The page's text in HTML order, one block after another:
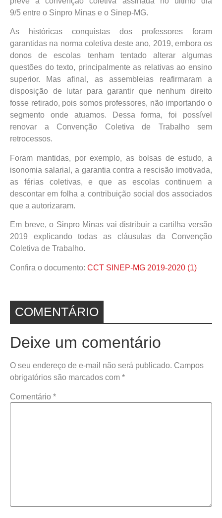
9/5 entre o Sinpro Minas e o Sinep-MG.
As históricas conquistas dos professores foram
garantidas na norma coletiva deste ano, 2019, embora os
donos de escolas tenham tentado alterar algumas
questões do texto, principalmente as relativas ao ensino
superior. Mas afinal, as assembleias reafirmaram a
disposição de lutar para garantir que nenhum direito
fosse retirado, pois somos professores, não importando o
segmento onde atuamos. Dessa forma, foi possível
renovar a Convenção Coletiva de Trabalho sem
retrocessos.
Foram mantidas, por exemplo, as bolsas de estudo, a
isonomia salarial, a garantia contra a rescisão imotivada,
as férias coletivas, e que as escolas continuem a
descontar em folha a contribuição social dos associados
que a autorizaram.
Em breve, o Sinpro Minas vai distribuir a cartilha versão
2019 explicando todas as cláusulas da Convenção
Coletiva de Trabalho.
Confira o documento: CCT SINEP-MG 2019-2020 (1)
COMENTÁRIO
Deixe um comentário
O seu endereço de e-mail não será publicado. Campos
obrigatórios são marcados com *
Comentário *